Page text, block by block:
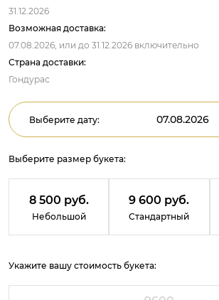
31.12.2026
Возможная доставка:
07.08.2026, или до 31.12.2026 включительно
Страна доставки:
Гондурас
Выберите дату:
Выберите размер букета:
8 500 руб.
Небольшой
9 600 руб.
Стандартный
Укажите вашу стоимость букета: